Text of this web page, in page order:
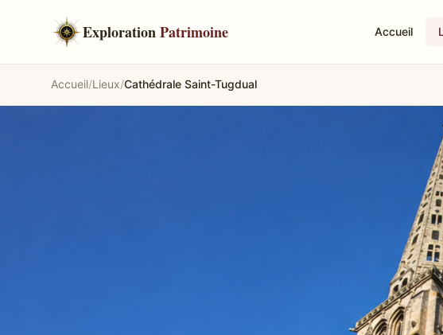
ExplorationPatrimoine Accueil
Accueil/Lieux/Cathédrale Saint-Tugdual